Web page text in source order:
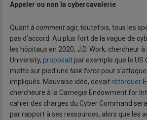
Appeler ou non la cybercavalerie
Quant à commentagir, toutefois, tous les
pas d’accord. Au plus fort de la vague de
les hôpitaux en 2020, J.D. Work, chercheur
University, proposait par exemple que le US
mette sur pied une task force pour
impliqués. Mauvaise idée, devaitrétorquer
chercheure à la Carnegie Endowment for
cahier des charges du Cyber Command
par rapport à ses ressources, alors que les